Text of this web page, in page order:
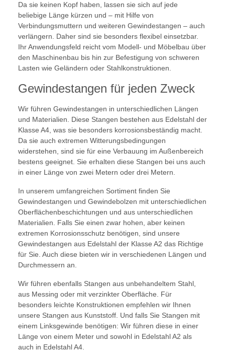
Da sie keinen Kopf haben, lassen sie sich auf jede
beliebige Länge kürzen und – mit Hilfe von
Verbindungsmuttern und weiteren Gewindestangen – auch
verlängern. Daher sind sie besonders flexibel einsetzbar.
Ihr Anwendungsfeld reicht vom Modell- und Möbelbau über
den Maschinenbau bis hin zur Befestigung von schweren
Lasten wie Geländern oder Stahlkonstruktionen.
Gewindestangen für jeden Zweck
Wir führen Gewindestangen in unterschiedlichen Längen
und Materialien. Diese Stangen bestehen aus Edelstahl der
Klasse A4, was sie besonders korrosionsbeständig macht.
Da sie auch extremen Witterungsbedingungen
widerstehen, sind sie für eine Verbauung im Außenbereich
bestens geeignet. Sie erhalten diese Stangen bei uns auch
in einer Länge von zwei Metern oder drei Metern.
In unserem umfangreichen Sortiment finden Sie
Gewindestangen und Gewindebolzen mit unterschiedlichen
Oberflächenbeschichtungen und aus unterschiedlichen
Materialien. Falls Sie einen zwar hohen, aber keinen
extremen Korrosionsschutz benötigen, sind unsere
Gewindestangen aus Edelstahl der Klasse A2 das Richtige
für Sie. Auch diese bieten wir in verschiedenen Längen und
Durchmessern an.
Wir führen ebenfalls Stangen aus unbehandeltem Stahl,
aus Messing oder mit verzinkter Oberfläche. Für
besonders leichte Konstruktionen empfehlen wir Ihnen
unsere Stangen aus Kunststoff. Und falls Sie Stangen mit
einem Linksgewinde benötigen: Wir führen diese in einer
Länge von einem Meter und sowohl in Edelstahl A2 als
auch in Edelstahl A4.